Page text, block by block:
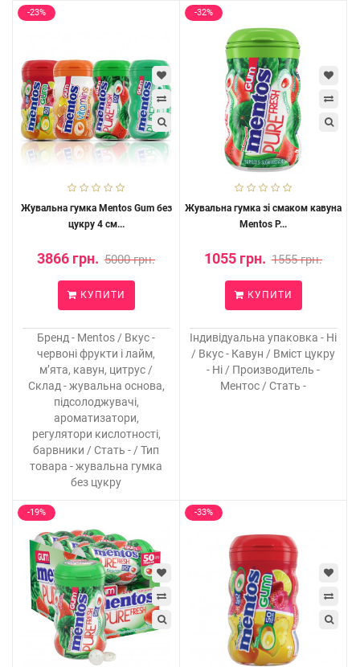
-23%
Жувальна гумка Mentos Gum без
цукру 4 см...
3866 грн. 5000 грн.
КУПИТИ
Бренд - Mentos / Вкус -
червоні фрукти і лайм,
м’ята, кавун, цитрус /
Склад - жувальна основа,
підсолоджувачі,
ароматизатори,
регулятори кислотності,
барвники / Стать - / Тип
товара - жувальна гумка
без цукру
-32%
Жувальна гумка зі смаком кавуна
Mentos P...
1055 грн. 1555 грн.
КУПИТИ
Індивідуальна упаковка - Ні
/ Вкус - Кавун / Вміст цукру
- Ні / Производитель -
Ментос / Стать -
-19% -33%